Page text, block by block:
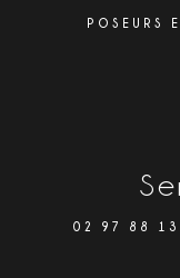
POSEURS
02 97 88 13